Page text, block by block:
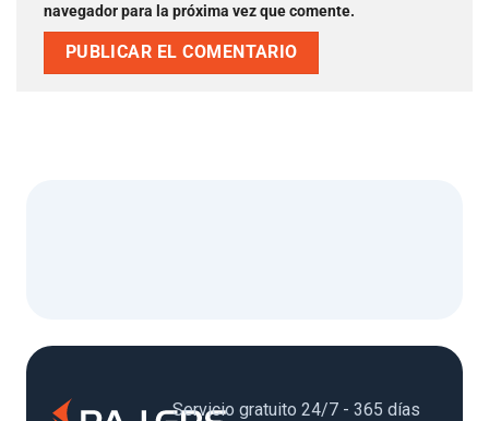
navegador para la próxima vez que comente.
Servicio gratuito 24/7 - 365 días